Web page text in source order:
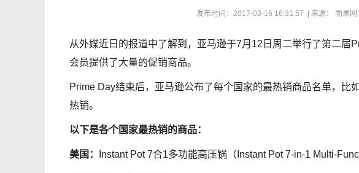
发布时间：2017-03-16 16:31:57 | 来源： 雨果
从外媒近日的报道中了解到，亚马逊于7月12日周二举行了第二届
会员提供了大量的促销商品。
Prime Day结束后，亚马逊公布了每个国家的最热销商品名单，比
热销。
以下是各个国家最热销的商品：
美国： Instant Pot 7合1多功能高压锅（Instant Pot 7-in-1 Multi-